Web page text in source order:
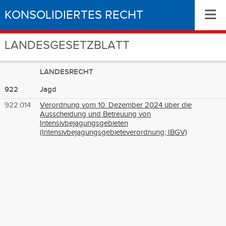
KONSOLIDIERTES RECHT
LANDESGESETZBLATT
≡
LANDESRECHT
922
Jagd
922.014
Verordnung vom 10. Dezember 2024 über die
Ausscheidung und Betreuung von
Intensivbejagungsgebieten
(Intensivbejagungsgebieteverordnung; IBGV)